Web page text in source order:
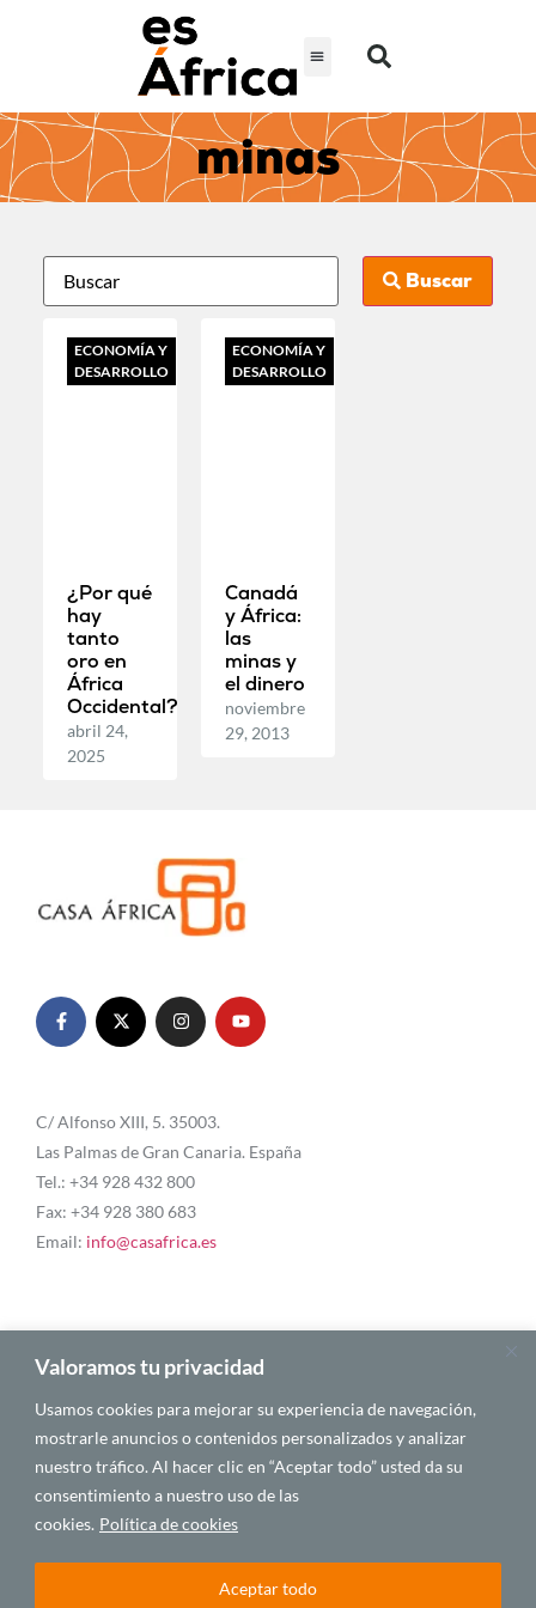
Valoramos tu privacidad
Usamos cookies para mejorar su experiencia de navegación,
mostrarle anuncios o contenidos personalizados y analizar
nuestro tráfico. Al hacer clic en “Aceptar todo” usted da su
consentimiento a nuestro uso de las
cookies. Política de cookies
Aceptar todo
minas
Buscar
ECONOMÍA Y
DESARROLLO
¿Por qué
hay
tanto
oro en
África
Occidental?
abril 24,
2025
ECONOMÍA Y
DESARROLLO
Canadá
y África:
las
minas y
el dinero
noviembre
29, 2013
C/ Alfonso XIII, 5. 35003.
Las Palmas de Gran Canaria. España
Tel.: +34 928 432 800
Fax: +34 928 380 683
Email: info@casafrica.es
Blog
Quiénes somos
Autores
Español